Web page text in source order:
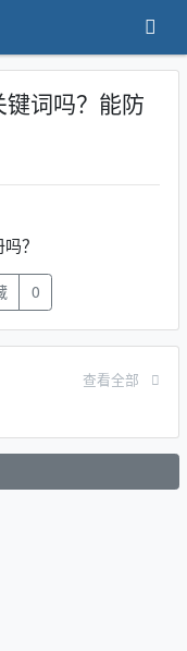
词吗？能防
？
0
查看全部